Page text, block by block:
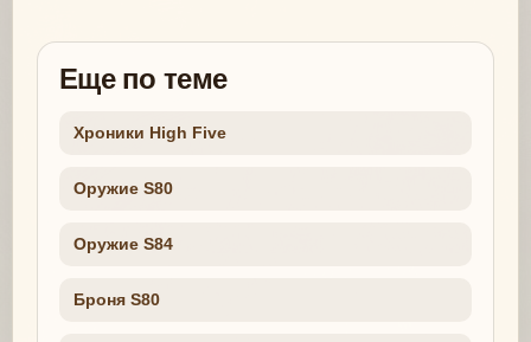
Еще по теме
Хроники High Five
Оружие S80
Оружие S84
Броня S80